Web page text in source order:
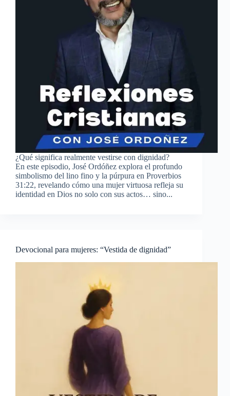
¿Qué significa realmente vestirse con dignidad?
En este episodio, José Ordóñez explora el profundo
simbolismo del lino fino y la púrpura en Proverbios
31:22, revelando cómo una mujer virtuosa refleja su
identidad en Dios no solo con sus actos… sino...
Devocional para mujeres: “Vestida de dignidad”